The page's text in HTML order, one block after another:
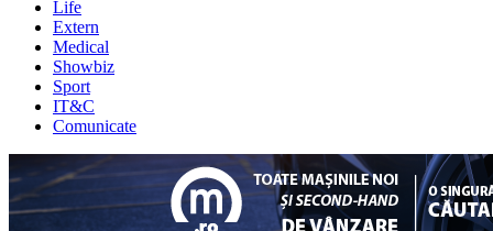
Life
Extern
Medical
Showbiz
Sport
IT&C
Comunicate